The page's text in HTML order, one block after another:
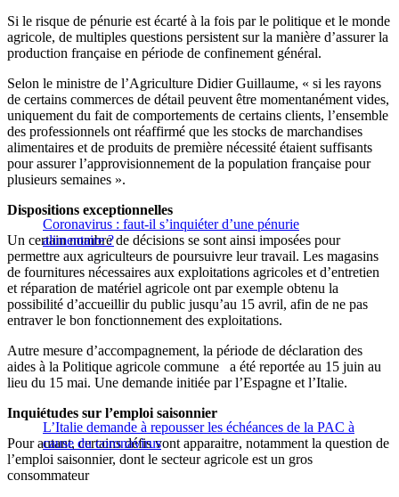
Si le risque de pénurie est écarté à la fois par le politique et le monde
agricole, de multiples questions persistent sur la manière d’assurer la
production française en période de confinement général.
Selon le ministre de l’Agriculture Didier Guillaume, « si les rayons
de certains commerces de détail peuvent être momentanément vides,
uniquement du fait de comportements de certains clients, l’ensemble
des professionnels ont réaffirmé que les stocks de marchandises
alimentaires et de produits de première nécessité étaient suffisants
pour assurer l’approvisionnement de la population française pour
plusieurs semaines ».
Coronavirus : faut-il s’inquiéter d’une pénurie
alimentaire ?
Dispositions exceptionnelles
Un certain nombre de décisions se sont ainsi imposées pour
permettre aux agriculteurs de poursuivre leur travail. Les magasins
de fournitures nécessaires aux exploitations agricoles et d’entretien
et réparation de matériel agricole ont par exemple obtenu la
possibilité d’accueillir du public jusqu’au 15 avril, afin de ne pas
entraver le bon fonctionnement des exploitations.
Autre mesure d’accompagnement, la période de déclaration des
aides à la Politique agricole commune a été reportée au 15 juin au
lieu du 15 mai. Une demande initiée par l’Espagne et l’Italie.
L’Italie demande à repousser les échéances de la PAC à
cause du coronavirus
Inquiétudes sur l’emploi saisonnier
Pour autant, certains défis vont apparaitre, notamment la question de
l’emploi saisonnier, dont le secteur agricole est un gros
consommateur